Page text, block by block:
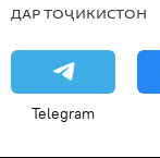
ДАР ТОҶИКИСТОН
Telegram